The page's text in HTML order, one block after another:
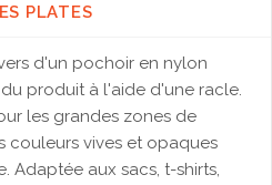
PLATES
d'un pochoir en nylon
produit à l'aide d'une racle.
les grandes zones de
couleurs vives et opaques
Adaptée aux sacs, t-shirts,